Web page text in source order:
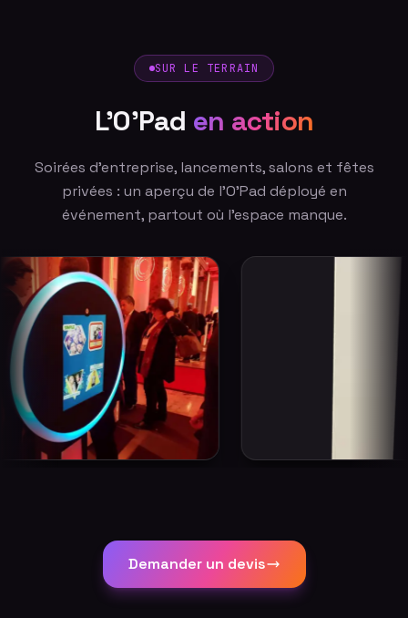
SUR LE TERRAIN
L'O'Pad en action
Soirées d'entreprise, lancements, salons et fêtes
privées : un aperçu de l'O'Pad déployé en
événement, partout où l'espace manque.
Demander un devis